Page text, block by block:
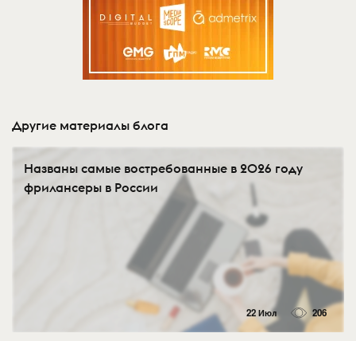
Другие материалы блога
Названы самые востребованные в 2026 году
фрилансеры в России
22 Июл 206